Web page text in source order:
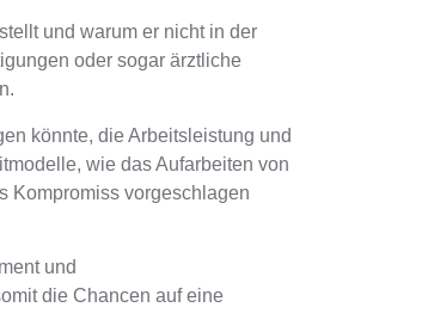
und warum er nicht in der
oder sogar ärztliche
könnte, die Arbeitsleistung und
wie das Aufarbeiten von
Kompromiss vorgeschlagen
und
die Chancen auf eine